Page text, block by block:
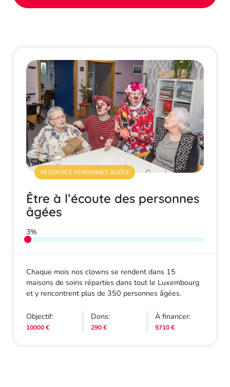
RÉSIDENCE PERSONNES ÂGÉES
Être à l’écoute des personnes
âgées
Chaque mois nos clowns se rendent dans 15
maisons de soins réparties dans tout le Luxembourg
et y rencontrent plus de 350 personnes âgées.
3%
Objectif:
10000 €
Dons:
290 €
À financer:
9710 €